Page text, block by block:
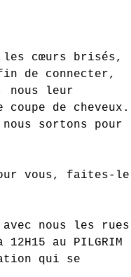
,les cœurs brisés,
de connecter,
, nous leur
de cheveux.
nous sortons pour
vous, faites-le
nous les rues
au PILGRIM
qui se